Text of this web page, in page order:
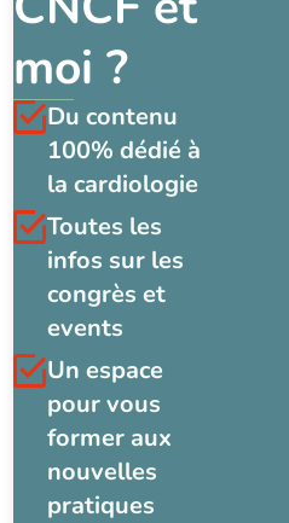
moi ?
Du contenu
100% dédié à
la cardiologie
Toutes les
infos sur les
congrès et
events
Un espace
pour vous
former aux
nouvelles
pratiques